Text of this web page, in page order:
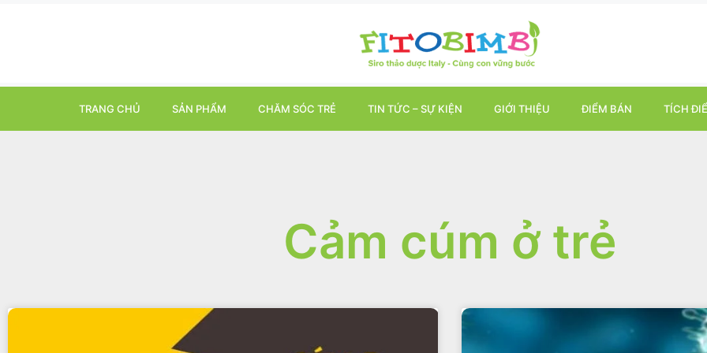
TRANG CHỦ SẢN PHẨM CHĂM SÓC TRẺ TIN TỨC – SỰ KIỆN GIỚI THIỆU ĐIỂM BÁN TÍCH
Cảm cúm ở trẻ